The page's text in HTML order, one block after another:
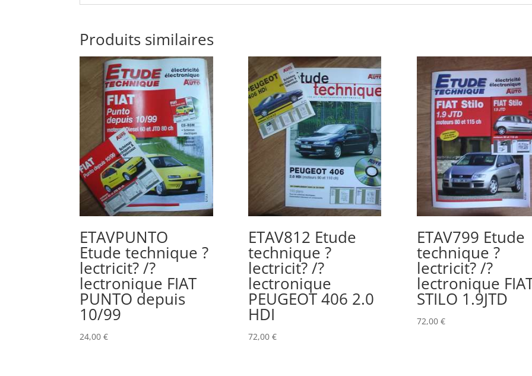
Produits similaires
ETAVPUNTO
Etude technique ?
lectricit? /?
lectronique FIAT
PUNTO depuis
10/99
24,00€
ETAV812 Etude
technique ?
lectricit? /?
lectronique
PEUGEOT 406 2.0
HDI
72,00 €
ETAV799 Etude
technique ?
lectricit? /?
lectronique
STILO 1.9JTD
72,00 €